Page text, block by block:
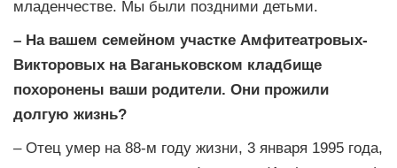
младенчестве. Мы были поздними детьми.
– На вашем семейном участке Амфитеатровых-
Викторовых на Ваганьковском кладбище
похоронены ваши родители. Они прожили
долгую жизнь?
– Отец умер на 88-м году жизни, 3 января 1995 года,